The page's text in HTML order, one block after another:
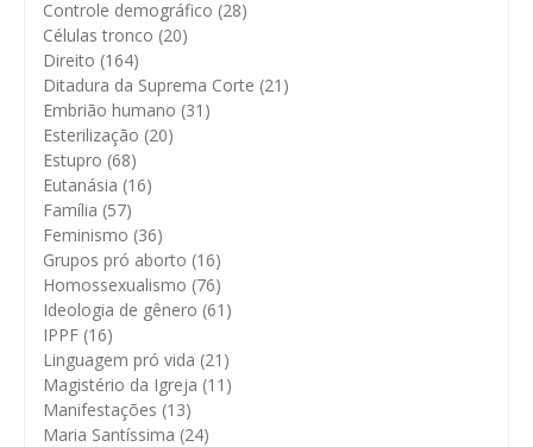
Controle demográfico (28)
Células tronco (20)
Direito (164)
Ditadura da Suprema Corte (21)
Embrião humano (31)
Esterilização (20)
Estupro (68)
Eutanásia (16)
Família (57)
Feminismo (36)
Grupos pró aborto (16)
Homossexualismo (76)
Ideologia de gênero (61)
IPPF (16)
Linguagem pró vida (21)
Magistério da Igreja (11)
Manifestações (13)
Maria Santíssima (24)